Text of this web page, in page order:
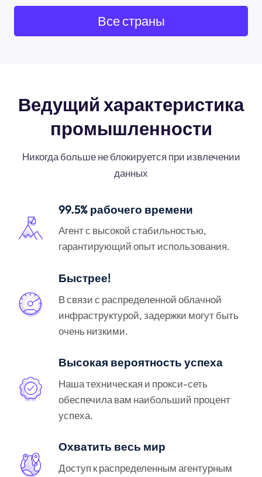
Все страны
Ведущий характеристика
промышленности
Никогда больше не блокируется при извлечении
данных
99.5% рабочего времени
Агент с высокой стабильностью,
гарантирующий опыт использования.
Быстрее!
В связи с распределенной облачной
инфраструктурой, задержки могут быть
очень низкими.
Высокая вероятность успеха
Наша техническая и прокси-сеть
обеспечила вам наибольший процент
успеха.
Охватить весь мир
Доступ к распределенным агентурным